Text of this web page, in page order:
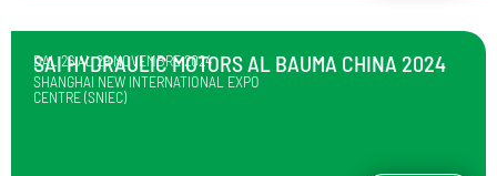
DAL 26 AL 29 NOVEMBRE 2024
SAI HYDRAULIC MOTORS AL BAUMA CHINA 2024
SHANGHAI NEW INTERNATIONAL EXPO
CENTRE (SNIEC)